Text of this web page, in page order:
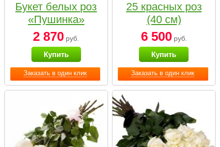
Заказать в один клик
Букет белых роз
«Пушинка»
2 870 руб.
Купить
Заказать в один клик
25 красных роз
(40 см)
6 500руб.
Купить